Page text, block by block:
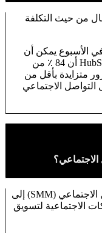
من حيث التكلفة
الأسبوع يمكن أن
يكون لها نتائج مهمة. في الواقع ، أفادت HubSpot أن 84 ٪ من
متزايدة بأقل من
الاجتماعي
يشير مصطلح التسويق عبر وسائل التواصل الاجتماعي (SMM) إلى
الاجتماعية لتسويق